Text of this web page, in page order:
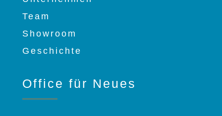
Team
Showroom
Geschichte
Office für Neues